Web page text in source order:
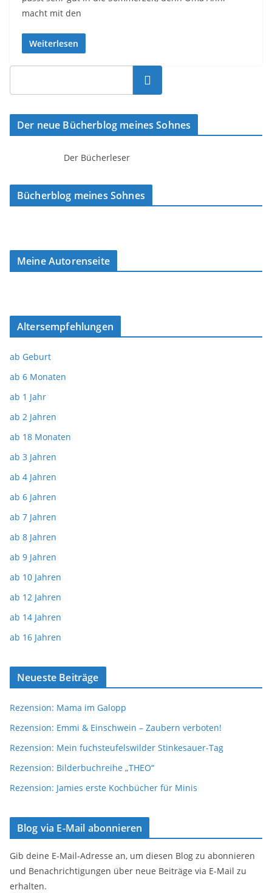
macht mit den
Weiterlesen
Suchen
Der neue Bücherblog meines Sohnes
Der Bücherleser
Bücherblog meines Sohnes
Meine Autorenseite
Altersempfehlungen
ab Geburt
ab 6 Monaten
ab 1 Jahr
ab 2 Jahren
ab 18 Monaten
ab 3 Jahren
ab 4 Jahren
ab 6 Jahren
ab 7 Jahren
ab 8 Jahren
ab 9 Jahren
ab 10 Jahren
ab 12 Jahren
ab 14 Jahren
ab 16 Jahren
Neueste Beiträge
Rezension: Mama im Galopp
Rezension: Emmi & Einschwein – Zaubern verboten!
Rezension: Mein fuchsteufelswilder Stinkesauer-Tag
Rezension: Bilderbuchreihe „THEO“
Rezension: Jamies erste Kochbücher für Minis
Blog via E-Mail abonnieren
Gib deine E-Mail-Adresse an, um diesen Blog zu abonnieren
und Benachrichtigungen über neue Beiträge via E-Mail zu
erhalten.